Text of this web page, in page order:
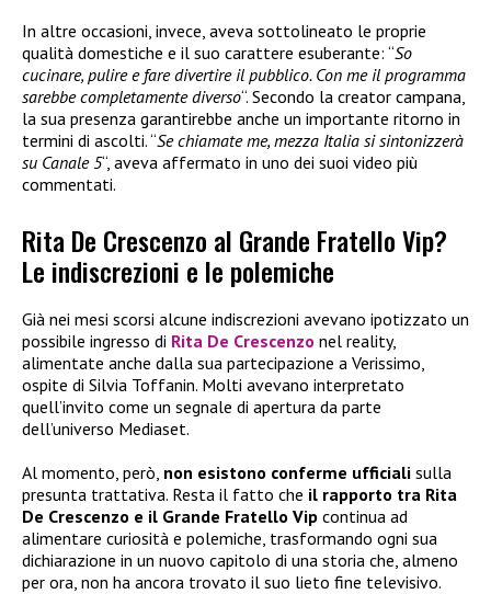
In altre occasioni, invece, aveva sottolineato le proprie
qualità domestiche e il suo carattere esuberante: “So
cucinare, pulire e fare divertire il pubblico. Con me il programma
sarebbe completamente diverso“. Secondo la creator campana,
la sua presenza garantirebbe anche un importante ritorno in
termini di ascolti. “Se chiamate me, mezza Italia si sintonizzerà
su Canale 5“, aveva affermato in uno dei suoi video più
commentati.
Rita De Crescenzo al Grande Fratello Vip?
Le indiscrezioni e le polemiche
Già nei mesi scorsi alcune indiscrezioni avevano ipotizzato un
possibile ingresso di Rita De Crescenzo nel reality,
alimentate anche dalla sua partecipazione a Verissimo,
ospite di Silvia Toffanin. Molti avevano interpretato
quell’invito come un segnale di apertura da parte
dell’universo Mediaset.
Al momento, però, non esistono conferme ufficiali sulla
presunta trattativa. Resta il fatto che il rapporto tra Rita
De Crescenzo e il Grande Fratello Vip continua ad
alimentare curiosità e polemiche, trasformando ogni sua
dichiarazione in un nuovo capitolo di una storia che, almeno
per ora, non ha ancora trovato il suo lieto fine televisivo.